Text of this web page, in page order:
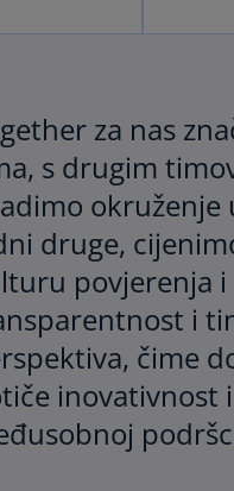
za nas
s drugim
okruženje
druge,
povjerenja
i
čime
inovativnost